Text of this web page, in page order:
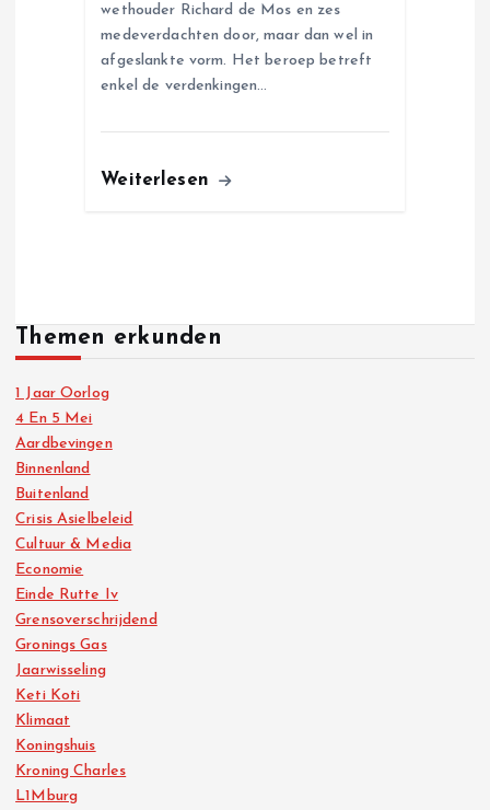
wethouder Richard de Mos en zes
medeverdachten door, maar dan wel in
afgeslankte vorm. Het beroep betreft
enkel de verdenkingen…
Weiterlesen
Themen erkunden
1 Jaar Oorlog
4 En 5 Mei
Aardbevingen
Binnenland
Buitenland
Crisis Asielbeleid
Cultuur & Media
Economie
Einde Rutte Iv
Grensoverschrijdend
Gronings Gas
Jaarwisseling
Keti Koti
Klimaat
Koningshuis
Kroning Charles
L1Mburg